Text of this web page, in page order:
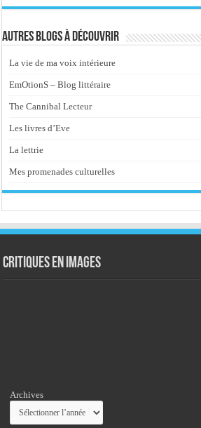
Autres blogs à découvrir
La vie de ma voix intérieure
EmOtionS – Blog littéraire
The Cannibal Lecteur
Les livres d’Eve
La lettrie
Mes promenades culturelles
Critiques en images
Archives